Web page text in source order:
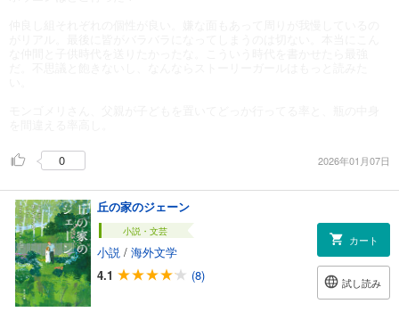
0 2026年01月07日
丘の家のジェーン
小説・文芸
小説 / 海外文学
4.1
(8)
カート
試し読み